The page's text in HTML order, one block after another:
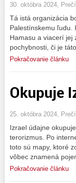
30. októbra 2024,
Tá istá organizácia
Palestínskemu ľudu.
Hamasu a viacerí jej
pochybnosti, či je
Pokračovanie článku
Okupuje
25. októbra 2024,
Izrael údajne
terorizmus. Po
toto sú mapy, ktoré
vôbec znamená
Pokračovanie článku